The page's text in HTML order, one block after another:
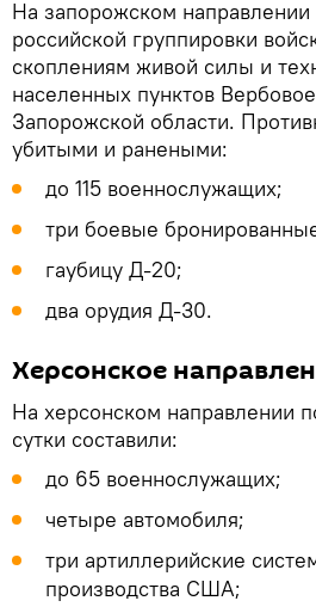
На запорожском направлении
российской группировки
скоплениям живой силы и
населенных пунктов
Запорожской области.
убитыми и ранеными:
до 115 военнослужащих;
три боевые
гаубицу Д-20;
два орудия Д-30.
Херсонское
На херсонском направлении
сутки составили:
до 65 военнослужащих;
четыре автомобиля;
три артиллерийские
производства США;